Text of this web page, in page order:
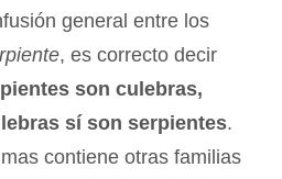
general entre los
, es correcto decir
son culebras,
sí son serpientes.
contiene otras familias